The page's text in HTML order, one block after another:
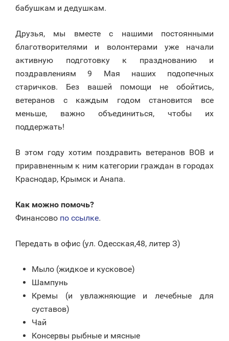
бабушкам и дедушкам.
Друзья, мы вместе с нашими постоянными
благотворителями и волонтерами уже начали
активную подготовку к празднованию и
поздравлениям 9 Мая наших подопечных
старичков. Без вашей помощи не обойтись,
ветеранов с каждым годом становится все
меньше, важно объединиться, чтобы их
поддержать!
В этом году хотим поздравить ветеранов ВОВ и
приравненным к ним категории граждан в городах
Краснодар, Крымск и Анапа.
Как можно помочь?
Финансово по ссылке.
Передать в офис (ул. Одесская,48, литер З)
Мыло (жидкое и кусковое)
Шампунь
Кремы (и увлажняющие и лечебные для
суставов)
Чай
Консервы рыбные и мясные